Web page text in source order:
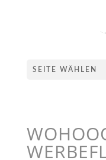
SEITE WÄHLEN